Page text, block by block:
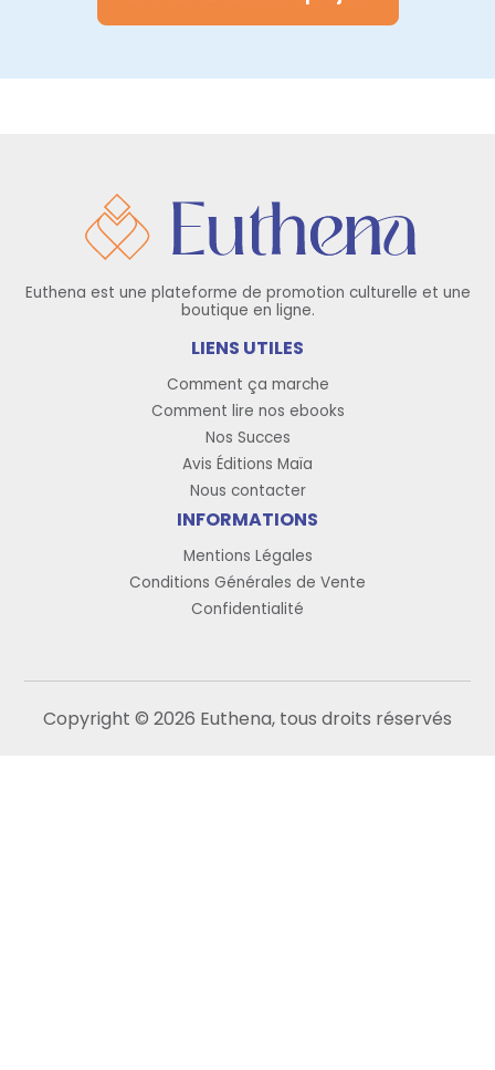
Euthena est une plateforme de promotion culturelle et une
boutique en ligne.
LIENS UTILES
Comment ça marche
Comment lire nos ebooks
Nos Succes
Avis Éditions Maïa
Nous contacter
INFORMATIONS
Mentions Légales
Conditions Générales de Vente
Confidentialité
Copyright © 2026 Euthena, tous droits réservés